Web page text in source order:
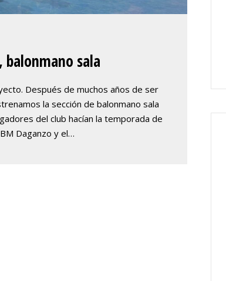
balonmano sala
Después de muchos años de ser
la sección de balonmano sala
del club hacían la temporada de
Daganzo y el…